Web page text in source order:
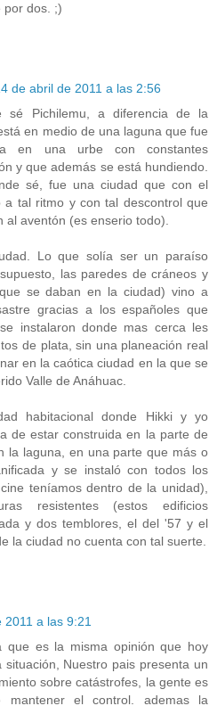
por dos. ;)
de abril de 2011 a las 2:56
sé Pichilemu, a diferencia de la
en medio de una laguna que fue
en una urbe con constantes
y que además se está hundiendo.
sé, fue una ciudad que con el
a tal ritmo y con tal descontrol que
al aventón (es enserio todo).
Lo que solía ser un paraíso
las paredes de cráneos y
se daban en la ciudad) vino a
gracias a los españoles que
instalaron donde mas cerca les
de plata, sin una planeación real
en la caótica ciudad en la que se
Valle de Anáhuac.
habitacional donde Hikki y yo
de estar construida en la parte de
la laguna, en una parte que más o
y se instaló con todos los
teníamos dentro de la unidad),
resistentes (estos edificios
y dos temblores, el del '57 y el
la ciudad no cuenta con tal suerte.
2011 a las 9:21
que es la misma opinión que hoy
Nuestro pais presenta un
sobre catástrofes, la gente es
mantener el control. ademas la